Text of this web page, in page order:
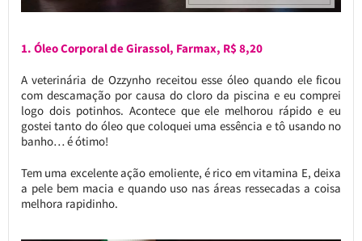
1. Óleo Corporal de Girassol, Farmax, R$ 8,20
A veterinária de Ozzynho receitou esse óleo quando ele ficou
com descamação por causa do cloro da piscina e eu comprei
logo dois potinhos. Acontece que ele melhorou rápido e eu
gostei tanto do óleo que coloquei uma essência e tô usando no
banho… é ótimo!
Tem uma excelente ação emoliente, é rico em vitamina E, deixa
a pele bem macia e quando uso nas áreas ressecadas a coisa
melhora rapidinho.